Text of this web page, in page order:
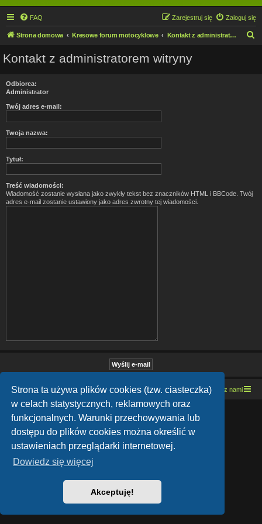
Strona ta używa plików cookies (tzw. ciasteczka)
w celach statystycznych, reklamowych oraz
funkcjonalnych. Warunki przechowywania lub
dostępu do plików cookies można określić w
ustawieniach przeglądarki internetowej.
Dowiedz się więcej
Akceptuję!
FAQ Zaloguj się
Zarejestruj się
Strona domowa Kresowe forum motocyklowe Kontakt z administratorem witryny
Kontakt z administratorem witryny
Odbiorca:
Administrator
Twój adres e-mail:
Twoja nazwa:
Tytuł:
Treść wiadomości:
Wiadomość zostanie wysłana jako zwykły tekst bez znaczników HTML i BBCode. Twój
adres e-mail zostanie ustawiony jako adres zwrotny tej wiadomości.
Strona domowa Kresowe forum motocyklowe Kontakt z nami
Lucid Lime style created by Melvin García
Co-Author:MannixMD
Style Version: 1.1.9
Technologię dostarczaphpBB ® Forum Software © phpBB Limited
Polski pakiet językowy dostarczaphpBB.pl
Zasady ochrony danych osobowych